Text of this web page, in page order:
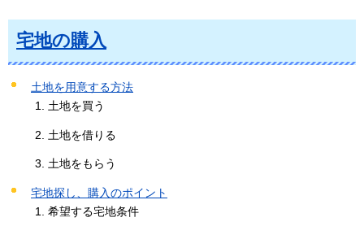
宅地の購入
土地を用意する方法
土地を買う
土地を借りる
土地をもらう
宅地探し、購入のポイント
希望する宅地条件